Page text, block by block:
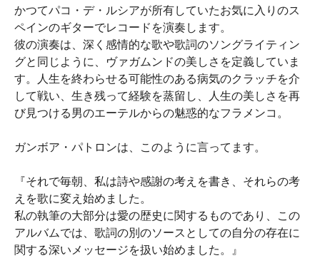
かつてパコ・デ・ルシアが所有していたお気に入りのス
ペインのギターでレコードを演奏します。
彼の演奏は、深く感情的な歌や歌詞のソングライティン
グと同じように、ヴァガムンドの美しさを定義していま
す。人生を終わらせる可能性のある病気のクラッチを介
して戦い、生き残って経験を蒸留し、人生の美しさを再
び見つける男のエーテルからの魅惑的なフラメンコ。
ガンボア・パトロンは、このように言ってます。
『それで毎朝、私は詩や感謝の考えを書き、それらの考
えを歌に変え始めました。
私の執筆の大部分は愛の歴史に関するものであり、この
アルバムでは、歌詞の別のソースとしての自分の存在に
関する深いメッセージを扱い始めました。』